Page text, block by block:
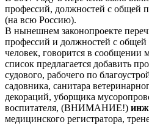
профессий, должностей с общей
(на всю Россию).
В нынешнем законопроекте
профессий и должностей с общей
человек, говорится в сообщении
список предлагается добавить
судового, рабочего по
садовника, санитара
декораций, уборщика
воспитателя, (ВНИМАНИЕ!)
медицинского регистратора,